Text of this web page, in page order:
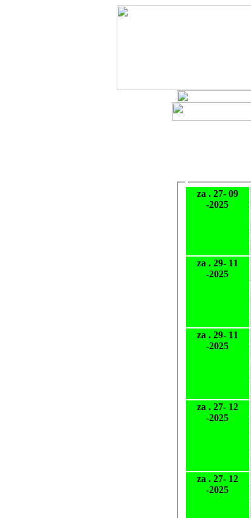
za . 27- 09
-2025
za . 29- 11
-2025
za . 29- 11
-2025
za . 27- 12
-2025
za . 27- 12
-2025